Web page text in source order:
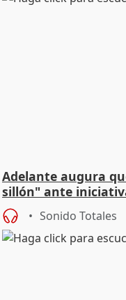
Adelante augura
sillón" ante
Sonido Totales